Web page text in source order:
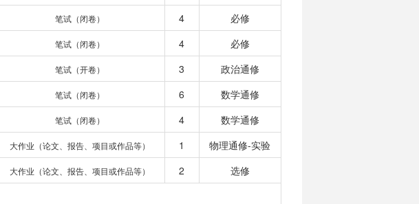
笔试（闭卷） 4
必修
笔试（闭卷） 4
必修
笔试（开卷） 3
政治通修
笔试（闭卷） 6
数学通修
笔试（闭卷） 4
数学通修
大作业（论文、报告、项目或作品等） 1
物理通修-实验
大作业（论文、报告、项目或作品等） 2 选修